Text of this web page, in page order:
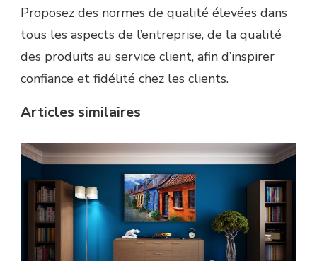
Proposez des normes de qualité élevées dans
tous les aspects de l’entreprise, de la qualité
des produits au service client, afin d’inspirer
confiance et fidélité chez les clients.
Articles similaires